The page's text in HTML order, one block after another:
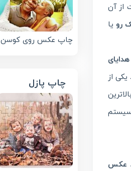
از آن
رو یا
هدایای
از
سیستم
عکس
چاپ عکس روی کوسن
چاپ پازل